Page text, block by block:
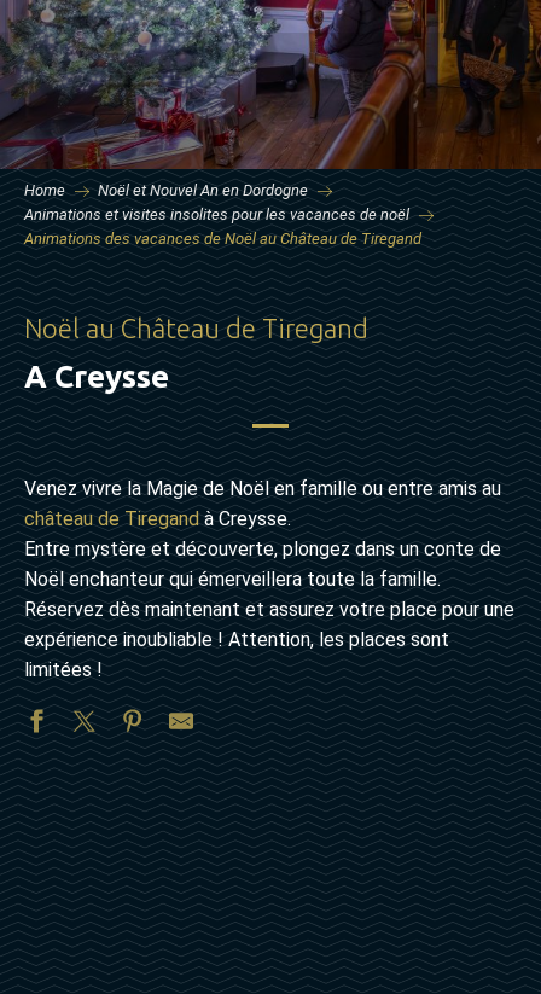
Home
Noël et Nouvel An en Dordogne
Animations et visites insolites pour les vacances de noël
Animations des vacances de Noël au Château de Tiregand
Noël au Château de Tiregand
A Creysse
Venez vivre la Magie de Noël en famille ou entre amis au
château de Tiregandà Creysse.
Entre mystère et découverte, plongez dans un conte de
Noël enchanteur qui émerveillera toute la famille.
Réservez dès maintenant et assurez votre place pour une
expérience inoubliable ! Attention, les places sont
limitées !